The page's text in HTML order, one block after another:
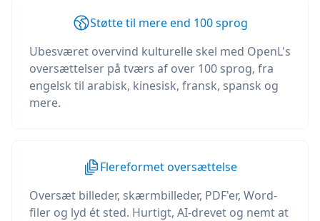
Støtte til mere end 100 sprog
Ubesværet overvind kulturelle skel med OpenL's
oversættelser på tværs af over 100 sprog, fra
engelsk til arabisk, kinesisk, fransk, spansk og
mere.
Flereformet oversættelse
Oversæt billeder, skærmbilleder, PDF'er, Word-
filer og lyd ét sted. Hurtigt, AI-drevet og nemt at